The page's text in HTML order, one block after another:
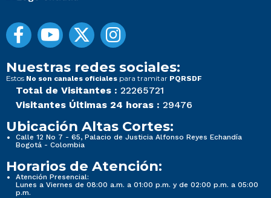
Nuestras redes sociales:
Estos No son canales oficiales para tramitar PQRSDF
Total de Visitantes : 22265721
Visitantes Últimas 24 horas : 29476
Ubicación Altas Cortes:
Calle 12 No 7 - 65, Palacio de Justicia Alfonso Reyes Echandía
Bogotá - Colombia
Horarios de Atención:
Atención Presencial:
Lunes a Viernes de 08:00 a.m. a 01:00 p.m. y de 02:00 p.m. a 05:00
p.m.